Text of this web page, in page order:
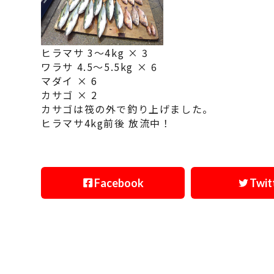
ヒラマサ 3～4kg × 3
ワラサ 4.5～5.5kg × 6
マダイ × 6
カサゴ × 2
カサゴは筏の外で釣り上げました。
ヒラマサ4kg前後 放流中！
Facebook